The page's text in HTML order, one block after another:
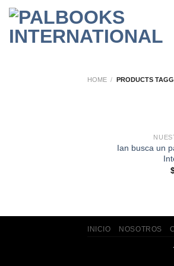
Skip
content
HOME / PRODUCTS
Ian busca un
INICIO NOSOTROS